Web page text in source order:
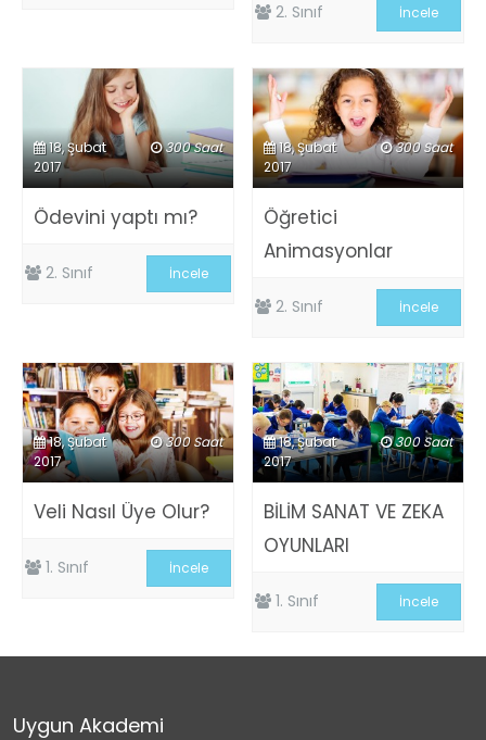
2. Sınıf İncele
300 Saat
18, Şubat
2017
Ödevini yaptı mı?
2. Sınıf İncele
300 Saat
18, Şubat
2017
Öğretici
Animasyonlar
2. Sınıf İncele
300 Saat
18, Şubat
2017
Veli Nasıl Üye Olur?
1. Sınıf İncele
300 Saat
18, Şubat
2017
BİLİM SANAT VE ZEKA
OYUNLARI
1. Sınıf İncele
Uygun Akademi